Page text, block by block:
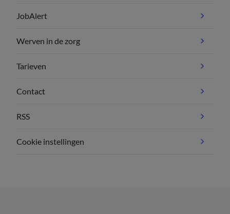
JobAlert
Werven in de zorg
Tarieven
Contact
RSS
Cookie instellingen